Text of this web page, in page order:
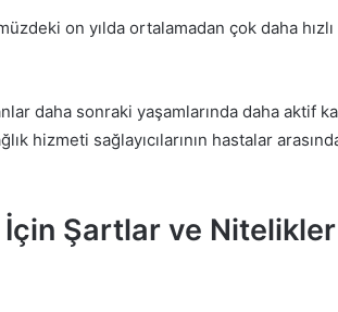
on yılda ortalamadan çok daha hızlı
daha sonraki yaşamlarında daha aktif
hizmeti sağlayıcılarının hastalar
İçin Şartlar ve Nitelikler